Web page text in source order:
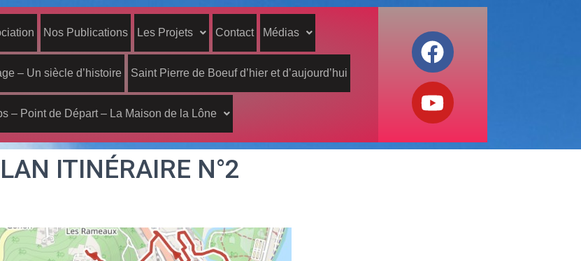
Nos Publications Les Projets Contact Médias
– Un siècle d’histoire Saint Pierre de Boeuf d’hier et d’aujourd’hui
– Point de Départ – La Maison de la Lône
ITINÉRAIRE N°2